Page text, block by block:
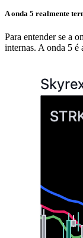
A onda 5 realmente
Para entender se a
internas. A onda 5 é